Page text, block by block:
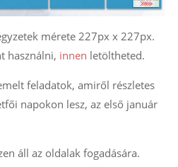
mérete 227px x 227px.
használni, innen letöltheted.
feladatok, amiről részletes
napokon lesz, az első január
áll az oldalak fogadására.